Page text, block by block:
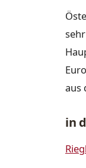
aus
in
Riegl